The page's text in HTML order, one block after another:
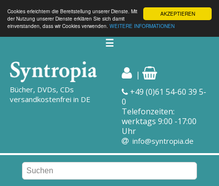
AKZEPTIEREN
Cookies erleichtern die Bereitstellung unserer Dienste. Mit
der Nutzung unserer Dienste erklären Sie sich damit
einverstanden, dass wir Cookies verwenden. WEITERE INFORMATIONEN
☰
Bücher, DVDs, CDs
versandkostenfrei in DE
|
+49 (0)61 54-60 39 5-
0
Telefonzeiten:
werktags 9:00 -17:00
Uhr
info@syntropia.de